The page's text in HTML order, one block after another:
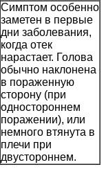
Симптом особенно
заметен в первые
дни заболевания,
когда отек
нарастает. Голова
обычно наклонена
в пораженную
сторону (при
одностороннем
поражении), или
немного втянута в
плечи при
двустороннем.